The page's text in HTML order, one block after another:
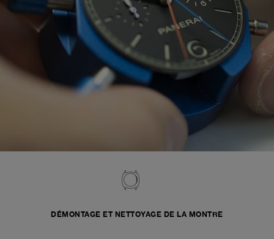
DÉMONTAGE ET NETTOYAGE DE LA MONTRE